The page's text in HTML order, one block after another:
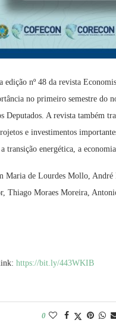
edição nº 48 da revista
no primeiro semestre do
Deputados. A revista também
e investimentos
transição energética, a
Maria de Lourdes Mollo,
Thiago Moraes Moreira,
https://bit.ly/443WKIB
0